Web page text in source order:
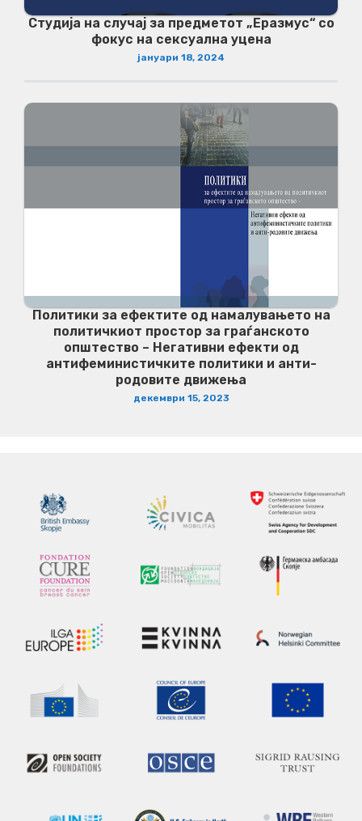
Студија на случај за предметот „Еразмус“ со
фокус на сексуална уцена
јануари 18, 2024
Политики за ефектите од намалувањето на
политичкиот простор за граѓанското
општество – Негативни ефекти од
антифеминистичките политики и анти-
родовите движења
декември 15, 2023